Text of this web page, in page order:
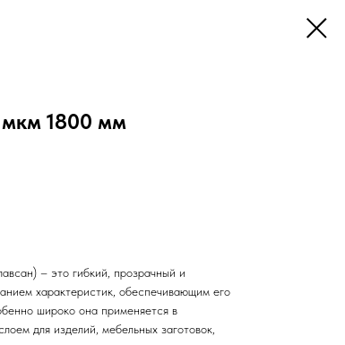
1800 мм
– это гибкий, прозрачный и
характеристик, обеспечивающим его
широко она применяется в
для изделий, мебельных заготовок,